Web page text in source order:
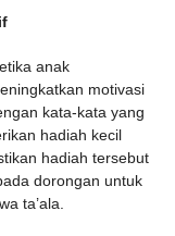
anak
motivasi
kata-kata yang
hadiah kecil
hadiah tersebut
dorongan untuk
ta’ala.